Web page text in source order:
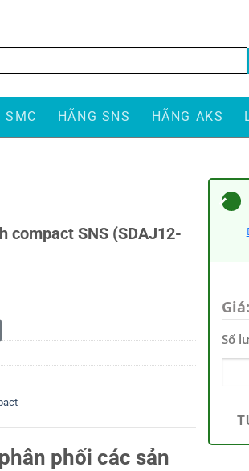
SMC HÃNG SNS HÃNG AKS
compact SNS (SDAJ12-
phối các sản
Giá:
Số